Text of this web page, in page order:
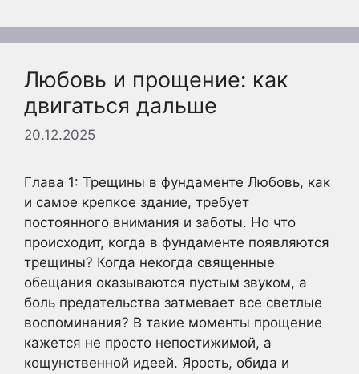
Любовь и прощение: как
двигаться дальше
20.12.2025
Глава 1: Трещины в фундаменте Любовь, как
и самое крепкое здание, требует
постоянного внимания и заботы. Но что
происходит, когда в фундаменте появляются
трещины? Когда некогда священные
обещания оказываются пустым звуком, а
боль предательства затмевает все светлые
воспоминания? В такие моменты прощение
кажется не просто непостижимой, а
кощунственной идеей. Ярость, обида и